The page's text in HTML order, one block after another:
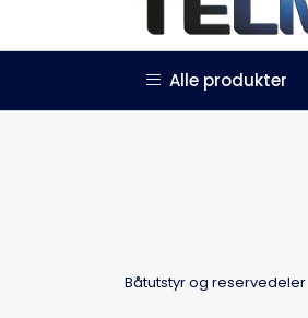
Trustpilot |
Alle produkter
Båtutstyr og reservedeler